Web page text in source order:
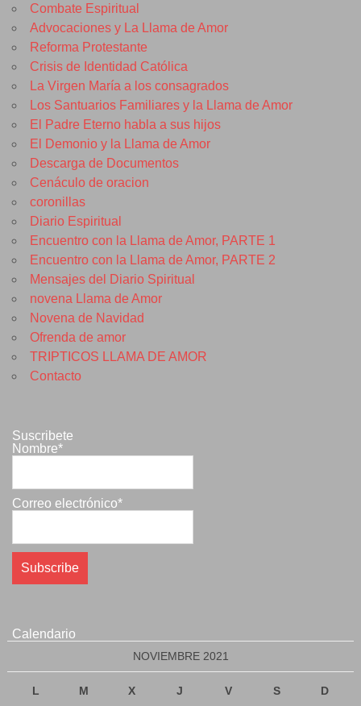
Combate Espiritual
Advocaciones y La Llama de Amor
Reforma Protestante
Crisis de Identidad Católica
La Virgen María a los consagrados
Los Santuarios Familiares y la Llama de Amor
El Padre Eterno habla a sus hijos
El Demonio y la Llama de Amor
Descarga de Documentos
Cenáculo de oracion
coronillas
Diario Espiritual
Encuentro con la Llama de Amor, PARTE 1
Encuentro con la Llama de Amor, PARTE 2
Mensajes del Diario Spiritual
novena Llama de Amor
Novena de Navidad
Ofrenda de amor
TRIPTICOS LLAMA DE AMOR
Contacto
Suscribete
Nombre*
Correo electrónico*
Calendario
NOVIEMBRE 2021
L M X J V S D